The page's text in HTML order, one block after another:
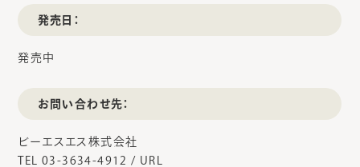
発売日：
発売中
お問い合わせ先：
ビーエスエス株式会社
TEL 03-3634-4912 / URL